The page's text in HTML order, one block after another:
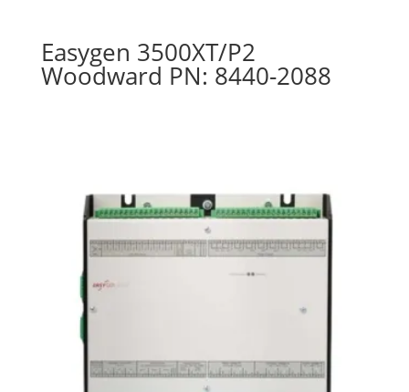
Easygen 3500XT/P2
Woodward PN: 8440-2088